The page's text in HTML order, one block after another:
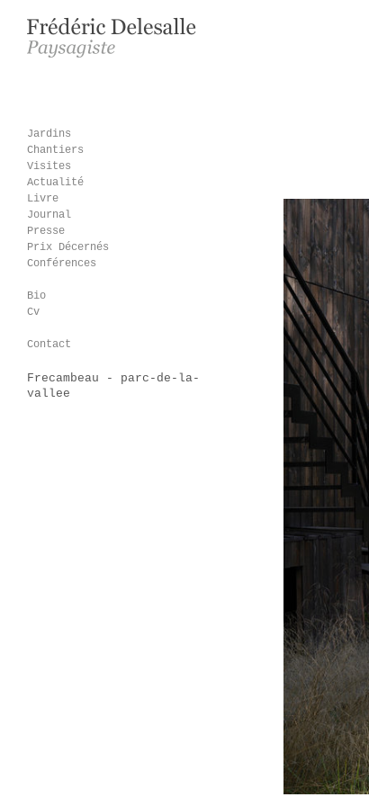
Jardins
Chantiers
Visites
Actualité
Livre
Journal
Presse
Prix Décernés
Conférences
Bio
Cv
Contact
Frecambeau - parc-de-la-
vallee